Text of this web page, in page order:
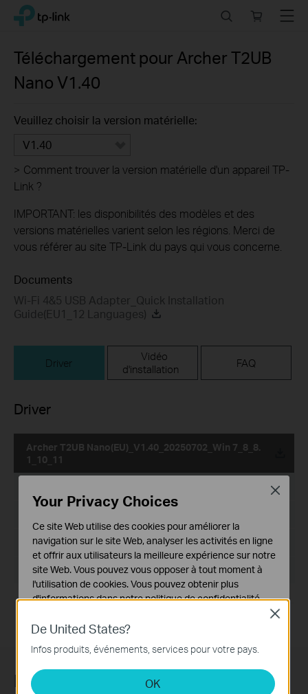
Click
the
navigation
TP-Link, Reliably Smart
store
Menu
Téléchargement pour Archer T2UB
Nano V1.40
Veuillez choisir la version matérielle:
V1.40
> Comment trouver la version matérielle d'un appareil TP-
Link ?
IMPORTANT: les disponibilités des modèles et des
versions matérielles varient selon les régions. Merci de
vous référer au site TP-Link du pays qui vous concerne.
Documents
Wi-Fi 4&5 USB Adapter_Quick Installation
Guide(EU1_12 Languages)
Driver
Vidéo
d'installation
FAQ
Driver
Archer T2UB Nano(EU)_V1.40_20250702_Win 7_8_8.
1_10_11
Taille du fichier: 436.22 MB
Système d'Exploitation: Win 7_8_8.1_10_11
Newsletter TP-Link
De United States?
Infos produits, événements, services pour votre pays.
OK
Close
Your Privacy Choices
Ce site Web utilise des cookies pour améliorer la
navigation sur le site Web, analyser les activités en ligne
et offrir aux utilisateurs la meilleure expérience sur notre
site Web. Vous pouvez vous opposer à tout moment à
l'utilisation de cookies. Vous pouvez obtenir plus
d'informations dans notrepolitique de confidentialité.
Cookies basiques
Ces cookies sont nécessaires au fonctionnement du
site Web et ne peuvent pas être désactivés dans vos
Cookies d'analyse et marketing
Close